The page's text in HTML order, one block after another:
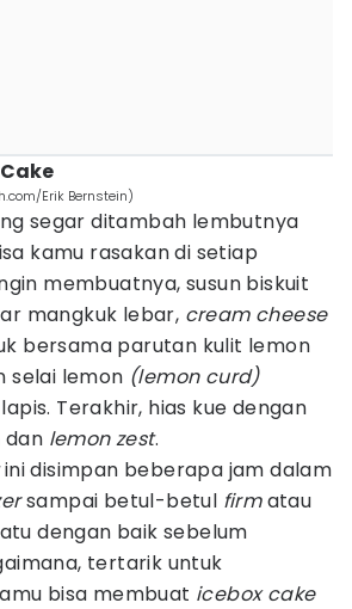
Erik Bernstein)
segar ditambah lembutnya
kamu rasakan di setiap
membuatnya, susun biskuit
mangkuk lebar, cream cheese
bersama parutan kulit lemon
selai lemon (lemon curd)
Terakhir, hias kue dengan
dan lemon zest.
ini disimpan beberapa jam dalam
sampai betul-betul firmatau
dengan baik sebelum
tertarik untuk
bisa membuat icebox cake